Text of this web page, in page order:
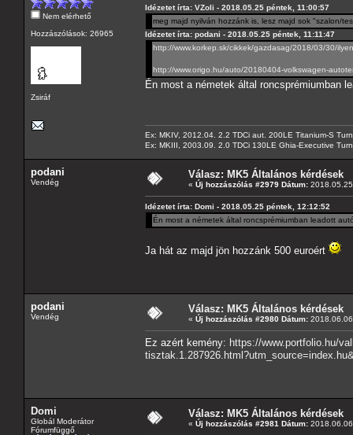
Nem elérhető
Hozzászólások: 26965
Zsiráf
Idézetet írta: VZoli - 2018.05.25 péntek, 11:00:57
meg majd nyilván hozzánk is, lesz majd sok "szalon/
Idézetet írta: podani - 2018.05.25 péntek, 11:11:47
http://www.korkep.sk/cikkek/gazdasag/2018/03/30/
http://www.origo.hu/auto/20180404-volkswagen-
Én most a németek által roncsprémiumban
Ex: MKIV, 2012.04. 2.2 TDCi aut. 200LE Titanium-S
Ex: MKIII, 2003.09. 2.0 TDCi 130LE Ghia-Executive
podani
Vendég
Válasz: MK5 Általános kérdések
« Új hozzászólás #2979 Dátum:
Idézetet írta: Domi - 2018.05.25 péntek, 12:12:52
Én most a németek által roncsprémiumban leadott
Ja hát az majd jön hozzánk 500 euroért
podani
Vendég
Válasz: MK5 Általános kérdések
« Új hozzászólás #2980 Dátum:
Ez azért kemény: https://www.portfolio.hu/
Domi
Globál Moderátor
Fórumfüggő
Válasz: MK5 Általános kérdések
« Új hozzászólás #2981 Dátum: